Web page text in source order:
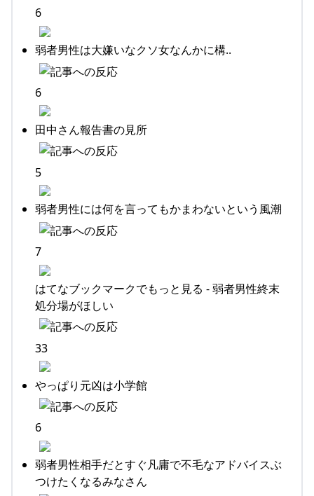
6
弱者男性は大嫌いなクソ女なんかに構..
6
田中さん報告書の見所
5
弱者男性には何を言ってもかまわないという風潮
7
はてなブックマークでもっと見る - 弱者男性終末
処分場がほしい
33
やっぱり元凶は小学館
6
弱者男性相手だとすぐ凡庸で不毛なアドバイスぶ
つけたくなるみなさん